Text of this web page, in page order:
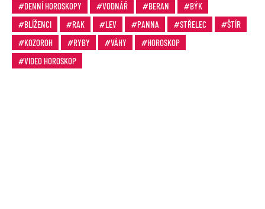
DENNÍ HOROSKOPY VODNÁŘ BERAN
BÝK
BLÍŽENCI
RAK LEV PANNA STŘELEC
ŠTÍR
KOZOROH
RYBY VÁHY
HOROSKOP
VIDEO HOROSKOP